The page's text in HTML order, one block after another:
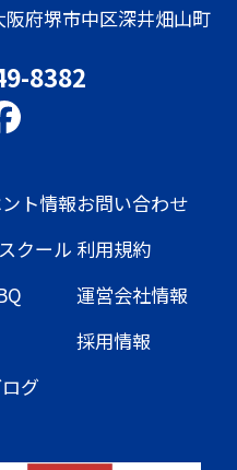
阪府堺市中区深井畑山町
8382
ト情報
クール
グ
お問い合わせ
利用規約
運営会社情報
採用情報